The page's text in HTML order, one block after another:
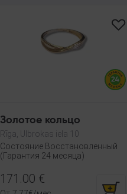
Золотое кольцо
Rīga, Ulbrokas iela 10
Состояние Восстановленный
(Гарантия 24 месяца)
171.00 €